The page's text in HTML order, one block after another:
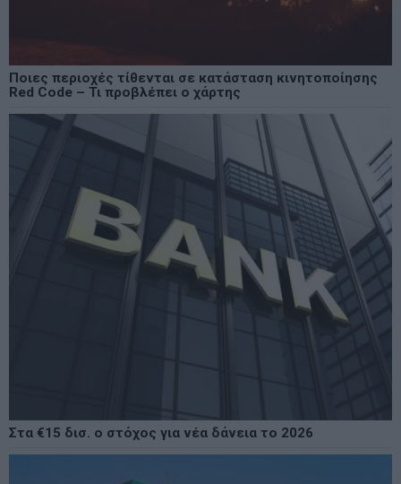
Ποιες περιοχές τίθενται σε κατάσταση κινητοποίησης
Red Code – Τι προβλέπει ο χάρτης
Στα €15 δισ. ο στόχος για νέα δάνεια το 2026